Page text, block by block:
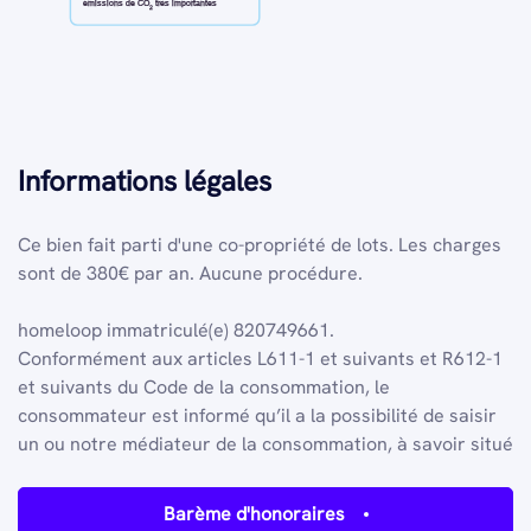
émissions de CO2très importantes
Informations légales
Ce bien fait parti d'une co-propriété de lots. Les charges
sont de 380€ par an. Aucune procédure.
homeloop immatriculé(e) 820749661.
Conformément aux articles L611-1 et suivants et R612-1
et suivants du Code de la consommation, le
consommateur est informé qu’il a la possibilité de saisir
un ou notre médiateur de la consommation, à savoir situé
Barème d'honoraires